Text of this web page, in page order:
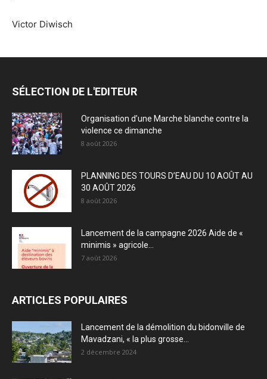
Victor Diwisch
SÉLECTION DE L'EDITEUR
Organisation d’une Marche blanche contre la
violence ce dimanche
8 août 2026
PLANNING DES TOURS D’EAU DU 10 AOÛT AU
30 AOÛT 2026
8 août 2026
Lancement de la campagne 2026 Aide de «
minimis » agricole...
7 août 2026
ARTICLES POPULAIRES
Lancement de la démolition du bidonville de
Mavadzani, « la plus grosse...
2 décembre 2024